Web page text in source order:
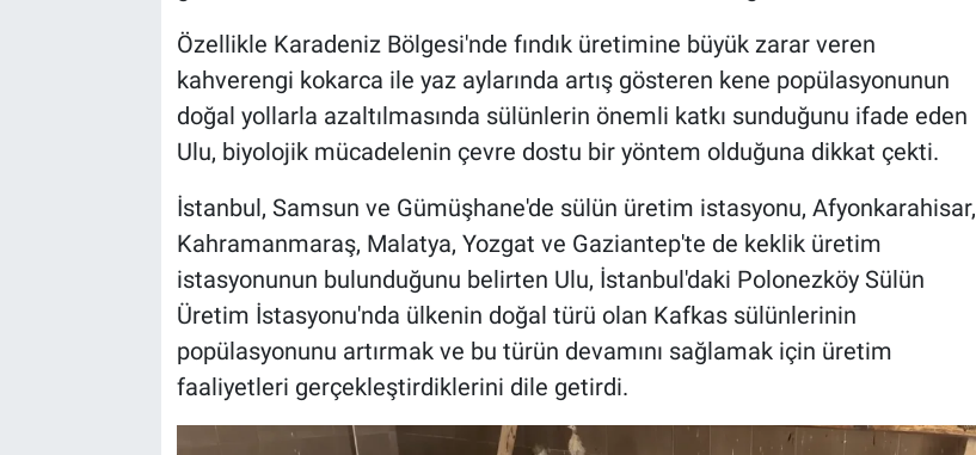
Özellikle Karadeniz Bölgesi'nde fındık üretimine büyük zarar veren
kahverengi kokarca ile yaz aylarında artış gösteren kene popülasyonunun
doğal yollarla azaltılmasında sülünlerin önemli katkı sunduğunu ifade eden
Ulu, biyolojik mücadelenin çevre dostu bir yöntem olduğuna dikkat çekti.
İstanbul, Samsun ve Gümüşhane'de sülün üretim istasyonu, Afyonkarahisar,
Kahramanmaraş, Malatya, Yozgat ve Gaziantep'te de keklik üretim
istasyonunun bulunduğunu belirten Ulu, İstanbul'daki Polonezköy Sülün
Üretim İstasyonu'nda ülkenin doğal türü olan Kafkas sülünlerinin
popülasyonunu artırmak ve bu türün devamını sağlamak için üretim
faaliyetleri gerçekleştirdiklerini dile getirdi.